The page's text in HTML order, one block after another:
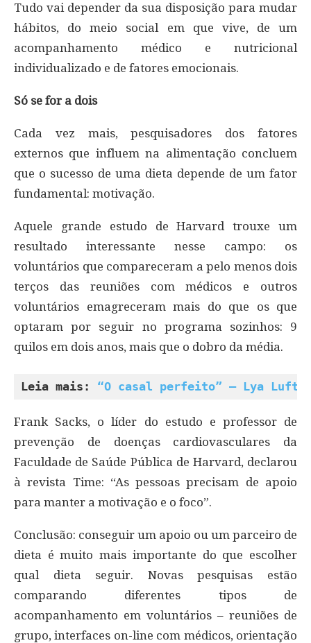
Tudo vai depender da sua disposição para mudar
hábitos, do meio social em que vive, de um
acompanhamento médico e nutricional
individualizado e de fatores emocionais.
Só se for a dois
Cada vez mais, pesquisadores dos fatores
externos que influem na alimentação concluem
que o sucesso de uma dieta depende de um fator
fundamental: motivação.
Aquele grande estudo de Harvard trouxe um
resultado interessante nesse campo: os
voluntários que compareceram a pelo menos dois
terços das reuniões com médicos e outros
voluntários emagreceram mais do que os que
optaram por seguir no programa sozinhos: 9
quilos em dois anos, mais que o dobro da média.
Leia mais: “O casal perfeito” – Lya Luft
Frank Sacks, o líder do estudo e professor de
prevenção de doenças cardiovasculares da
Faculdade de Saúde Pública de Harvard, declarou
à revista Time: “As pessoas precisam de apoio
para manter a motivação e o foco”.
Conclusão: conseguir um apoio ou um parceiro de
dieta é muito mais importante do que escolher
qual dieta seguir. Novas pesquisas estão
comparando diferentes tipos de
acompanhamento em voluntários – reuniões de
grupo, interfaces on-line com médicos, orientação